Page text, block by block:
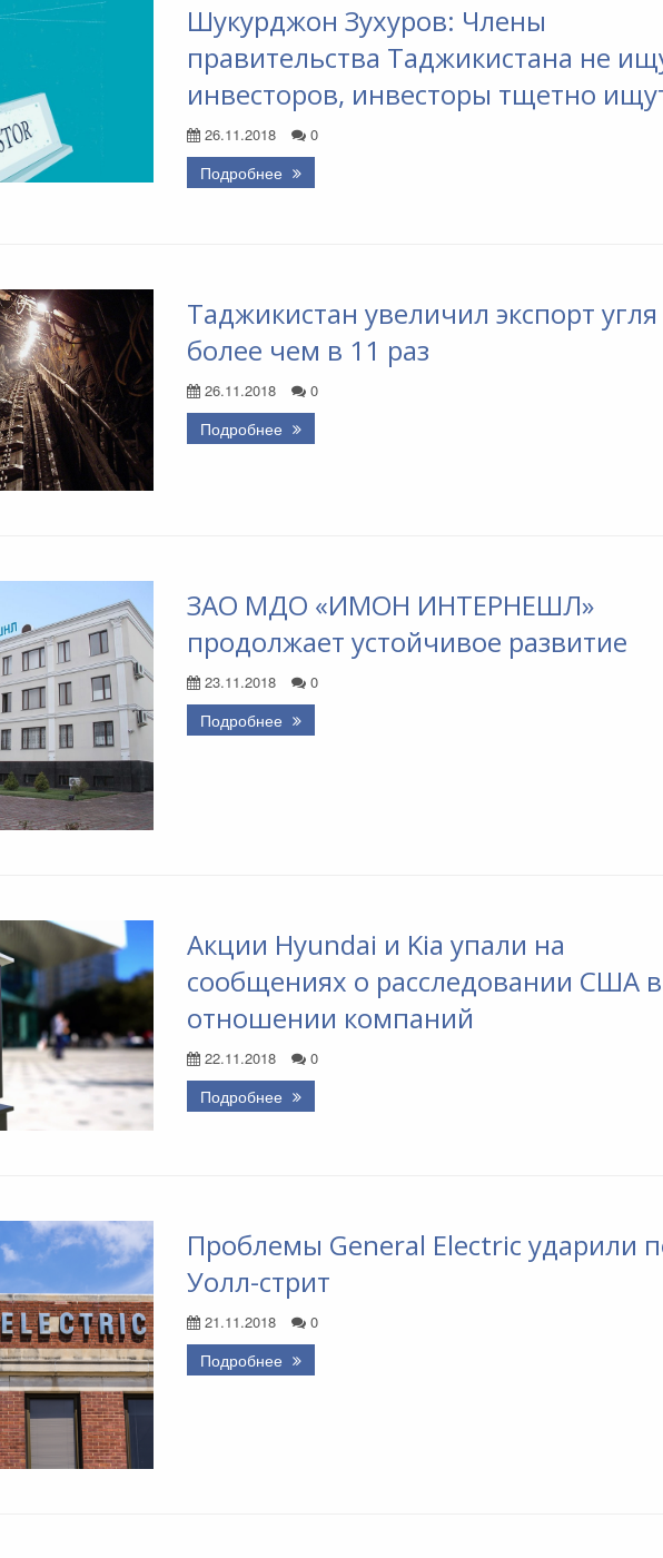
Шукурджон Зухуров: Члены
правительства Таджикистана не
инвесторов, инвесторы тщетно
26.11.2018 0
Подробнее
Таджикистан увеличил экспорт угля
более чем в 11 раз
26.11.2018 0
Подробнее
ЗАО МДО «ИМОН ИНТЕРНЕШЛ»
продолжает устойчивое развитие
23.11.2018 0
Подробнее
Акции Hyundai и Kia упали на
сообщениях о расследовании США в
отношении компаний
22.11.2018 0
Подробнее
Проблемы General Electric ударили
Уолл-стрит
21.11.2018 0
Подробнее